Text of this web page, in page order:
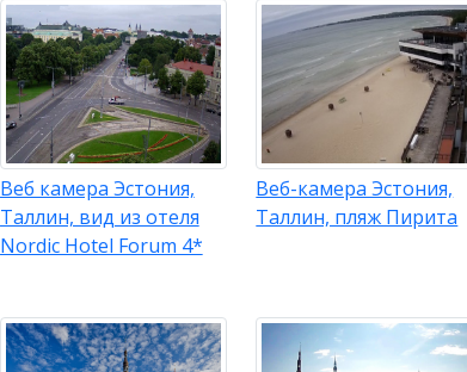
Веб камера Эстония,
Таллин, вид из отеля
Nordic Hotel Forum 4*
Веб-камера Эстония,
Таллин, пляж Пирита